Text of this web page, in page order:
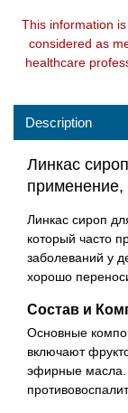
This information
considered as
healthcare
Description
Линкас
применение,
Линкас сироп
который часто
заболеваний у
хорошо
Состав и
Основные
включают
эфирные масла.